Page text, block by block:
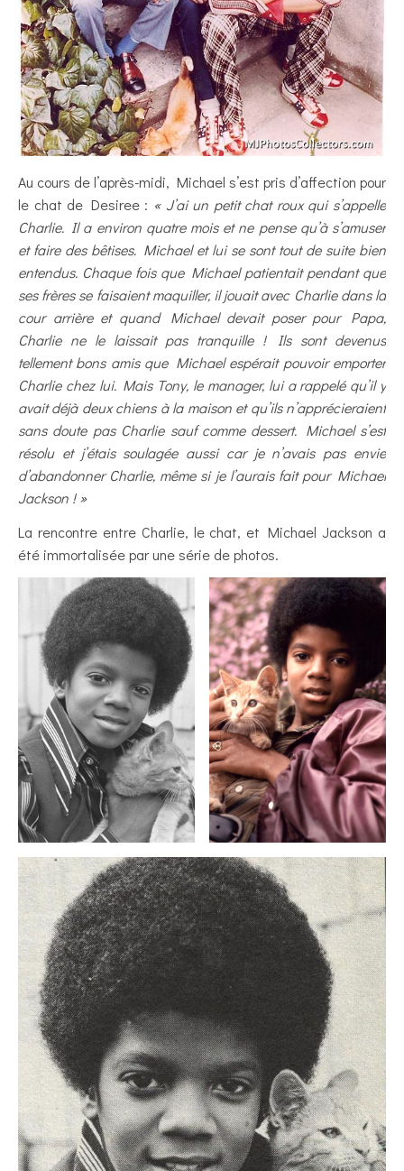
Au cours de l’après-midi, Michael s’est pris d’affection pour
le chat de Desiree : « J’ai un petit chat roux qui s’appelle
Charlie. Il a environ quatre mois et ne pense qu’à s’amuser
et faire des bêtises. Michael et lui se sont tout de suite bien
entendus. Chaque fois que Michael patientait pendant que
ses frères se faisaient maquiller, il jouait avec Charlie dans la
cour arrière et quand Michael devait poser pour Papa,
Charlie ne le laissait pas tranquille ! Ils sont devenus
tellement bons amis que Michael espérait pouvoir emporter
Charlie chez lui. Mais Tony, le manager, lui a rappelé qu’il y
avait déjà deux chiens à la maison et qu’ils n’apprécieraient
sans doute pas Charlie sauf comme dessert. Michael s’est
résolu et j’étais soulagée aussi car je n’avais pas envie
d’abandonner Charlie, même si je l’aurais fait pour Michael
Jackson ! »
La rencontre entre Charlie, le chat, et Michael Jackson a
été immortalisée par une série de photos.